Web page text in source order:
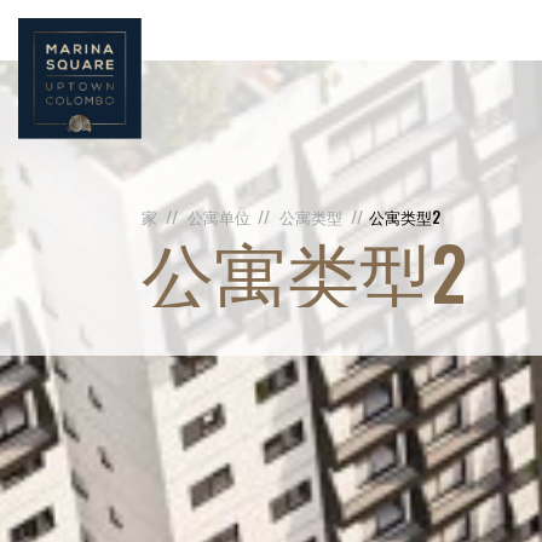
家 公寓单位 公寓类型 公寓类型2
公寓类型2